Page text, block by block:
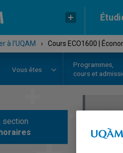
à l'UQAM › Cours ECO1600 |
Vous êtes
Programmes,
cours et
section